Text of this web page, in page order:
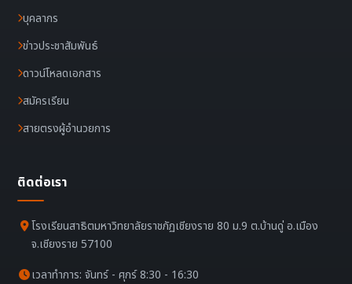
บุคลากร
ข่าวประชาสัมพันธ์
ดาวน์โหลดเอกสาร
สมัครเรียน
สายตรงผู้อำนวยการ
ติดต่อเรา
โรงเรียนสาธิตมหาวิทยาลัยราชภัฏเชียงราย 80 ม.9 ต.บ้านดู่ อ.เมือง
จ.เชียงราย 57100
เวลาทำการ: จันทร์ - ศุกร์ 8:30 - 16:30